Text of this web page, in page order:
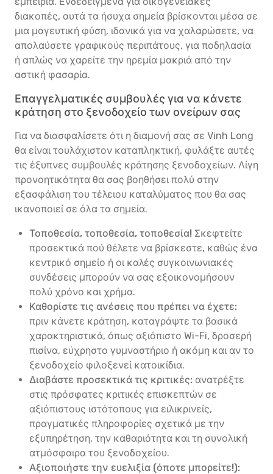
διακοπές, αυτά τα ήσυχα σημεία βρίσκονται μέσα σε
μια μαγευτική φύση, ιδανικά για να χαλαρώσετε, να
απολαύσετε γραφικούς περιπάτους, για ποδηλασία
ή απλώς να χαρείτε την ηρεμία μακριά από την
αστική φασαρία.
Επαγγελματικές συμβουλές για να κάνετε
κράτηση στο ξενοδοχείο των ονείρων σας
Για να διασφαλίσετε ότι η διαμονή σας σε Vinh Long
θα είναι τουλάχιστον καταπληκτική, φυλάξτε αυτές
τις έξυπνες συμβουλές κράτησης ξενοδοχείων. Λίγη
προνοητικότητα θα σας βοηθήσει πολύ στην
εξασφάλιση του τέλειου καταλύματος που θα σας
ικανοποιεί σε όλα τα σημεία.
Τοποθεσία, τοποθεσία, τοποθεσία! Σκεφτείτε
προσεκτικά πού θέλετε να βρίσκεστε, καθώς ένα
κεντρικό σημείο ή οι καλές συγκοινωνιακές
συνδέσεις μπορούν να σας εξοικονομήσουν
πολύ χρόνο και χρήμα.
Καθορίστε τις ανέσεις που πρέπει να έχετε:
πριν κάνετε κράτηση, καταγράψτε τα βασικά
χαρακτηριστικά, όπως αξιόπιστο Wi-Fi, δροσερή
πισίνα, εύχρηστο γυμναστήριο ή ακόμη και αν το
ξενοδοχείο φιλοξενεί κατοικίδια.
Διαβάστε προσεκτικά τις κριτικές: ανατρέξτε
στις πρόσφατες κριτικές επισκεπτών σε
αξιόπιστους ιστότοπους για ειλικρινείς,
πραγματικές πληροφορίες σχετικά με την
εξυπηρέτηση, την καθαριότητα και τη συνολική
ατμόσφαιρα του ξενοδοχείου.
Αξιοποιήστε την ευελιξία (όποτε μπορείτε!):